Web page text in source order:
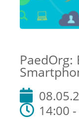
PaedOrg:
14:00